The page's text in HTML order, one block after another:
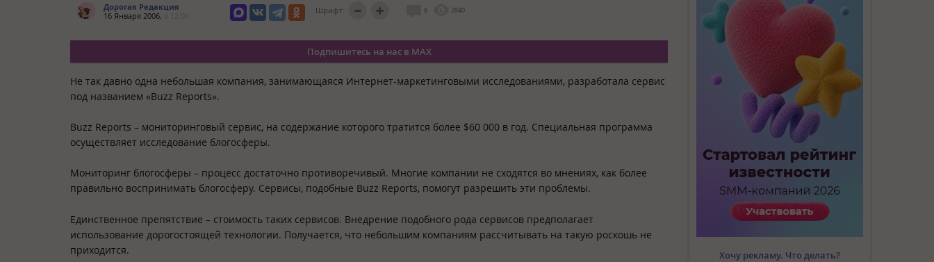
Дорогая Редакция
16 Января 2006,
Шрифт: 0 2840
Подпишитесь на нас в MAX
Не так давно одна небольшая компания, занимающаяся Интернет-маркетинговыми исследованиями, разработала сервис
под названием «Buzz Reports».
Buzz Reports – мониторинговый сервис, на содержание которого тратится более $60 000 в год. Специальная программа
осуществляет исследование блогосферы.
Мониторинг блогосферы – процесс достаточно противоречивый. Многие компании не сходятся во мнениях, как более
правильно воспринимать блогосферу. Сервисы, подобные Buzz Reports, помогут разрешить эти проблемы.
Единственное препятствие – стоимость таких сервисов. Внедрение подобного рода сервисов предполагает
использование дорогостоящей технологии. Получается, что небольшим компаниям рассчитывать на такую роскошь не
приходится.
Хочу рекламу. Что делать?